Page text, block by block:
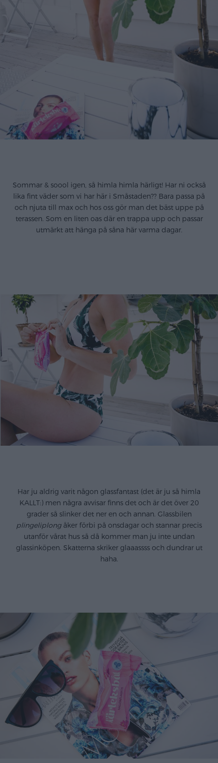
Sommar & soool igen, så himla himla härligt! Har ni också
lika fint väder som vi har här i Småstaden?? Bara passa på
och njuta till max och hos oss gör man det bäst uppe på
terassen. Som en liten oas där en trappa upp och passar
utmärkt att hänga på såna här varma dagar.
Har ju aldrig varit någon glassfantast (det är ju så himla
KALLT:) men några avvisar finns det och är det över 20
grader så slinker det ner en och annan. Glassbilen
plingeliplongåker förbi på onsdagar och stannar precis
utanför vårat hus så då kommer man ju inte undan
glassinköpen. Skatterna skriker glaaassss och dundrar ut
haha.